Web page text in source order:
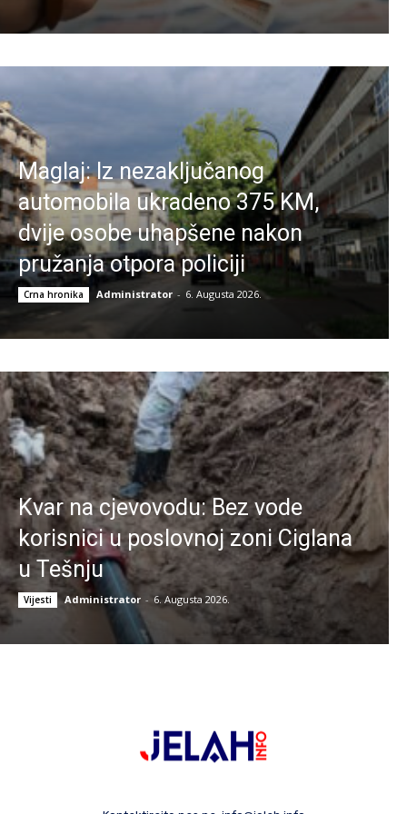
Maglaj: Iz nezaključanog
automobila ukradeno 375 KM,
dvije osobe uhapšene nakon
pružanja otpora policiji
Crna hronika Administrator - 6. Augusta 2026.
Kvar na cjevovodu: Bez vode
korisnici u poslovnoj zoni Ciglana
u Tešnju
Vijesti Administrator - 6. Augusta 2026.